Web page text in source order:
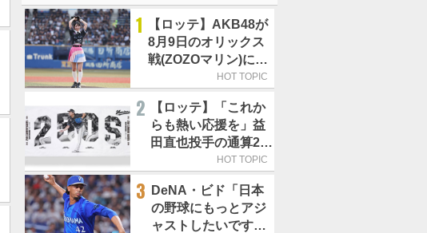
1
【ロッテ】AKB48が
8月9日のオリックス
戦(ZOZOマリン)に来
場／佐藤綺星「一番
HOT TOPIC
2
【ロッテ】「これか
らも熱い応援を」益
田直也投手の通算250
セーブ記念グッズ第2
HOT TOPIC
3
DeNA・ビド「日本
の野球にもっとアジ
ャストしたいです。